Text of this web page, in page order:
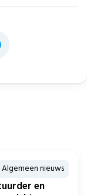
Algemeen nieuws
en